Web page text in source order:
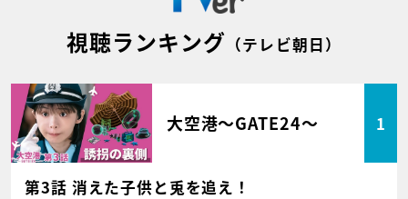
視聴ランキング （テレビ朝日）
大空港～GATE24～ 1
第3話 消えた子供と兎を追え！